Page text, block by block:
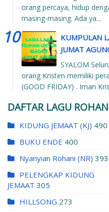
orang percaya, hidup
masing-masing. Ada ya...
KUMPULAN
JUMAT
SYALOM
orang Kristen memiliki
(GOOD FRIDAY) . Iman
DAFTAR LAGU
KIDUNG JEMAAT (KJ) 490
BUKU ENDE 400
Nyanyian Rohani (NR) 393
PELENGKAP KIDUNG
JEMAAT 305
HILLSONG 273